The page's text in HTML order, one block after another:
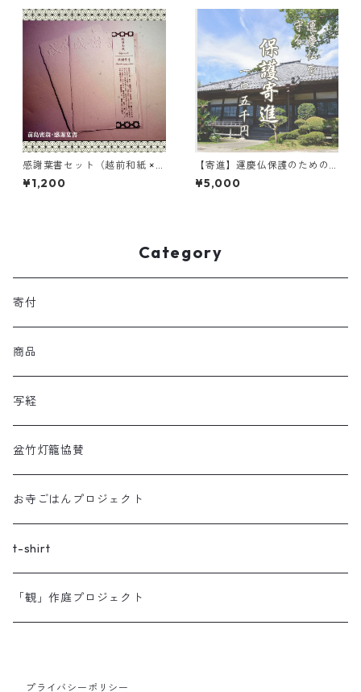
感謝葉書セット（越前和紙 ×
浄楽寺）切手入
¥1,200
【寄進】運慶仏保護のための
寄付五千円/一口
¥5,000
Category
寄付
商品
写経
盆竹灯籠協賛
お寺ごはんプロジェクト
t-shirt
「観」作庭プロジェクト
プライバシーポリシー